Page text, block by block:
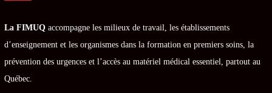
La FIMUQ accompagne les milieux de travail, les établissements
d’enseignement et les organismes dans la formation en premiers soins, la
prévention des urgences et l’accès au matériel médical essentiel, partout au
Québec.